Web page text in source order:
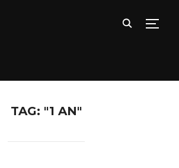
TAG: "1 AN"